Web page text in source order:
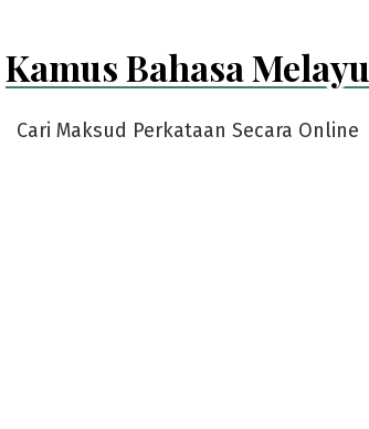
Kamus Bahasa Melayu
Cari Maksud Perkataan Secara Online